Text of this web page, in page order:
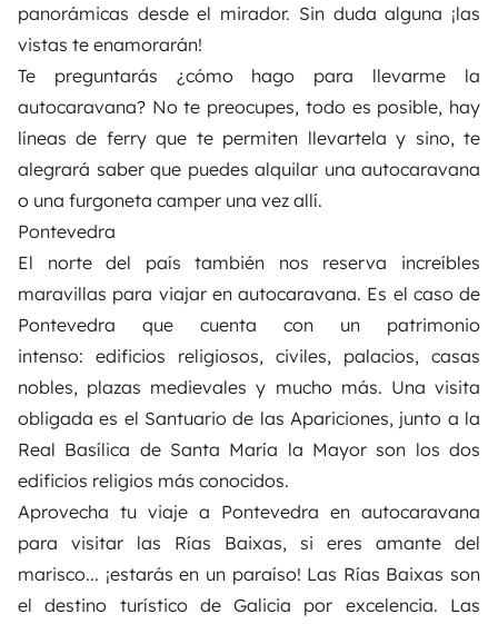
panorámicas desde el mirador. Sin duda alguna ¡las
vistas te enamorarán!
Te preguntarás ¿cómo hago para llevarme la
autocaravana? No te preocupes, todo es posible, hay
líneas de ferry que te permiten llevartela y sino, te
alegrará saber que puedes alquilar una autocaravana
o una furgoneta camper una vez allí.
Pontevedra
El norte del país también nos reserva increíbles
maravillas para viajar en autocaravana. Es el caso de
Pontevedra que cuenta con un patrimonio
intenso: edificios religiosos, civiles, palacios, casas
nobles, plazas medievales y mucho más. Una visita
obligada es el Santuario de las Apariciones, junto a la
Real Basílica de Santa María la Mayor son los dos
edificios religios más conocidos.
Aprovecha tu viaje a Pontevedra en autocaravana
para visitar las Rías Baixas, si eres amante del
marisco... ¡estarás en un paraíso! Las Rías Baixas son
el destino turístico de Galicia por excelencia. Las